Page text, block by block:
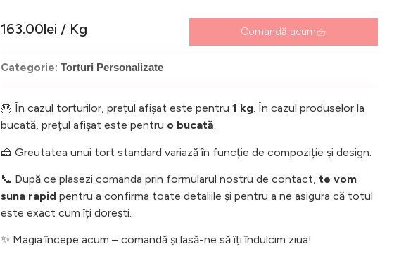
163.00lei / Kg Comandă acum
Categorie: Torturi Personalizate
🎂 În cazul torturilor, prețul afișat este pentru1 kg. În cazul produselor la
bucată, prețul afișat este pentru o bucată.
🍰 Greutatea unui tort standard variază în funcție de compoziție și design.
📞 După ce plasezi comanda prin formularul nostru de contact, te vom
suna rapid pentru a confirma toate detaliile și pentru a ne asigura că totul
este exact cum îți dorești.
✨ Magia începe acum – comandă și lasă-ne să îți îndulcim ziua!